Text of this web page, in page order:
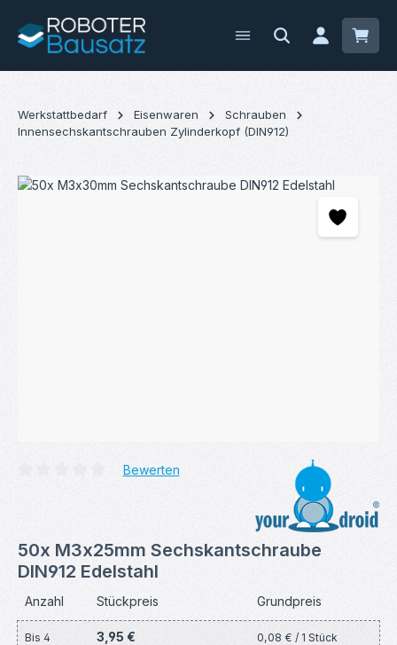
Zum Hauptinhalt springen
Werkstattbedarf Eisenwaren
Schrauben
Innensechskantschrauben Zylinderkopf (DIN912)
Bildergalerie überspringen
Durchschnittliche Bewertung von 0 von 5 Sternen
Bewerten
50x M3x25mm Sechskantschraube
DIN912 Edelstahl
Anzahl Stückpreis Grundpreis
Bis 4 3,95 € 0,08 € / 1 Stück